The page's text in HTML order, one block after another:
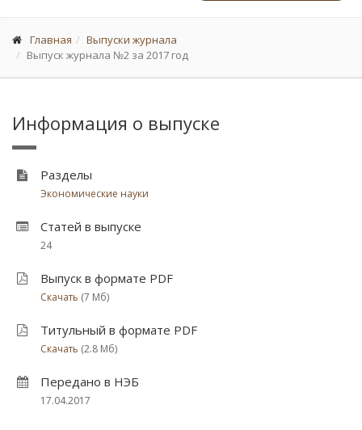
Главная
Выпуски журнала
Выпуск журнала №2 за 2017 год
Информация о выпуске
Разделы
Экономические науки
Статей в выпуске
24
Выпуск в формате PDF
Скачать (7 Мб)
Титульный в формате PDF
Скачать (2.8 Мб)
Передано в НЭБ
17.04.2017